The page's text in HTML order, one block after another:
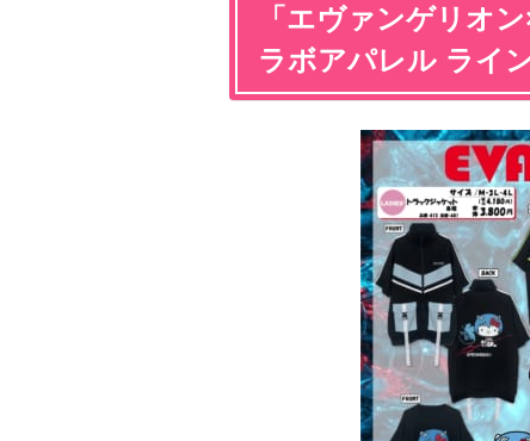
「エヴァンゲリオ
ラボアパレル ライ